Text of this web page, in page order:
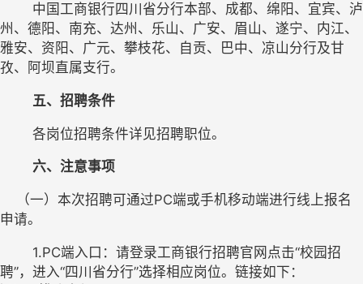
中国工商银行四川省分行本部、成都、绵阳、宜宾、泸
州、德阳、南充、达州、乐山、广安、眉山、遂宁、内江、
雅安、资阳、广元、攀枝花、自贡、巴中、凉山分行及甘
孜、阿坝直属支行。
五、招聘条件
	各岗位招聘条件详见招聘职位。
六、注意事项
（一）本次招聘可通过PC端或手机移动端进行线上报名
申请。
1.PC端入口：请登录工商银行招聘官网点击“校园招
聘”，进入“四川省分行”选择相应岗位。链接如下：